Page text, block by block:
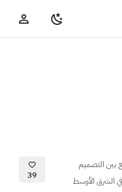
بين التصميم
الشرق الأوسط
39